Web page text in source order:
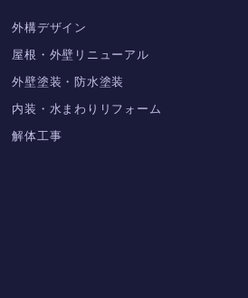
外構デザイン
屋根・外壁リニューアル
外壁塗装・防水塗装
内装・水まわりリフォーム
解体工事